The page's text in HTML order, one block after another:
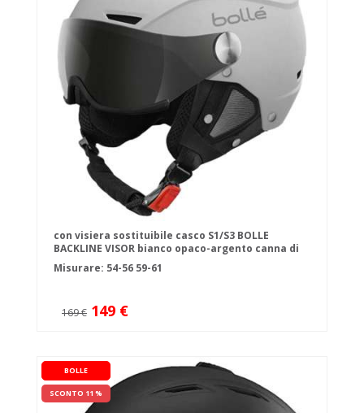
con visiera sostituibile casco S1/S3 BOLLE
BACKLINE VISOR bianco opaco-argento canna di
fucile
Misurare: 54-56 59-61
169 € 149 €
BOLLE
SCONTO 11 %